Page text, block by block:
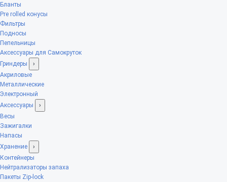
Бланты
Pre rolled конусы
Фильтры
Подносы
Пепельницы
Аксессуары для Самокруток
Гриндеры
›
Акриловые
Металлические
Электронный
Аксессуары
›
Весы
Зажигалки
Напасы
Хранение
›
Контейнеры
Нейтрализаторы запаха
Пакеты Zip-lock